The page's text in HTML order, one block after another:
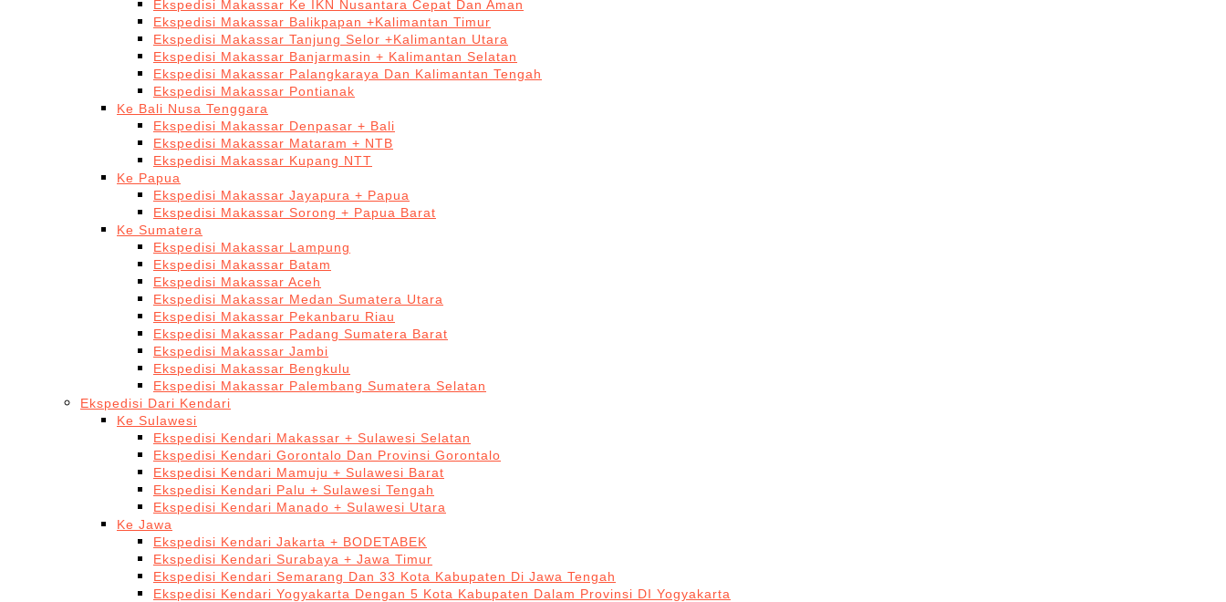
Ekspedisi Makassar Ke IKN Nusantara Cepat Dan Aman
Ekspedisi Makassar Balikpapan +Kalimantan Timur
Ekspedisi Makassar Tanjung Selor +Kalimantan Utara
Ekspedisi Makassar Banjarmasin + Kalimantan Selatan
Ekspedisi Makassar Palangkaraya Dan Kalimantan Tengah
Ekspedisi Makassar Pontianak
Ke Bali Nusa Tenggara
Ekspedisi Makassar Denpasar + Bali
Ekspedisi Makassar Mataram + NTB
Ekspedisi Makassar Kupang NTT
Ke Papua
Ekspedisi Makassar Jayapura + Papua
Ekspedisi Makassar Sorong + Papua Barat
Ke Sumatera
Ekspedisi Makassar Lampung
Ekspedisi Makassar Batam
Ekspedisi Makassar Aceh
Ekspedisi Makassar Medan Sumatera Utara
Ekspedisi Makassar Pekanbaru Riau
Ekspedisi Makassar Padang Sumatera Barat
Ekspedisi Makassar Jambi
Ekspedisi Makassar Bengkulu
Ekspedisi Makassar Palembang Sumatera Selatan
Ekspedisi Dari Kendari
Ke Sulawesi
Ekspedisi Kendari Makassar + Sulawesi Selatan
Ekspedisi Kendari Gorontalo Dan Provinsi Gorontalo
Ekspedisi Kendari Mamuju + Sulawesi Barat
Ekspedisi Kendari Palu + Sulawesi Tengah
Ekspedisi Kendari Manado + Sulawesi Utara
Ke Jawa
Ekspedisi Kendari Jakarta + BODETABEK
Ekspedisi Kendari Surabaya + Jawa Timur
Ekspedisi Kendari Semarang Dan 33 Kota Kabupaten Di Jawa Tengah
Ekspedisi Kendari Yogyakarta Dengan 5 Kota Kabupaten Dalam Provinsi DI Yogyakarta